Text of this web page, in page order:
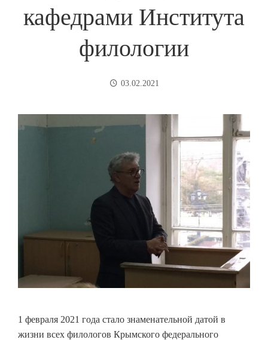
кафедрами Института
филологии
03.02.2021
1 февраля 2021 года стало знаменательной датой в
жизни всех филологов Крымского федерального